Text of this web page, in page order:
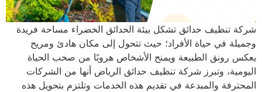
شركة تنظيف حدائق تشكل بيئة الحدائق الخضراء مساحة فريدة
وجميلة في حياة الأفراد؛ حيث تتحول إلى مكان هادئ ومريح
يعكس رونق الطبيعة ويمنح الأشخاص هروبًا من صخب الحياة
اليومية، وتبرز شركة تنظيف حدائق الرياض أنها من الشركات
المحترفة والمبدعة في تقديم هذه الخدمات وتلتزم بتحويل هذه